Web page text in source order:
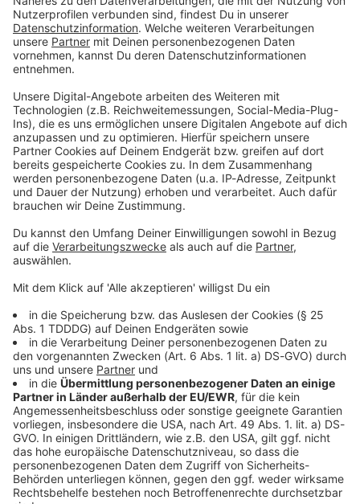
Du möchtest uns etwas sagen?
Kontaktformular
Sprachnachricht
© dpa-infocom, dpa:260507-930-49576/2
DAS KÖNNTE DICH AUCH INTERESSIEREN
Bayern